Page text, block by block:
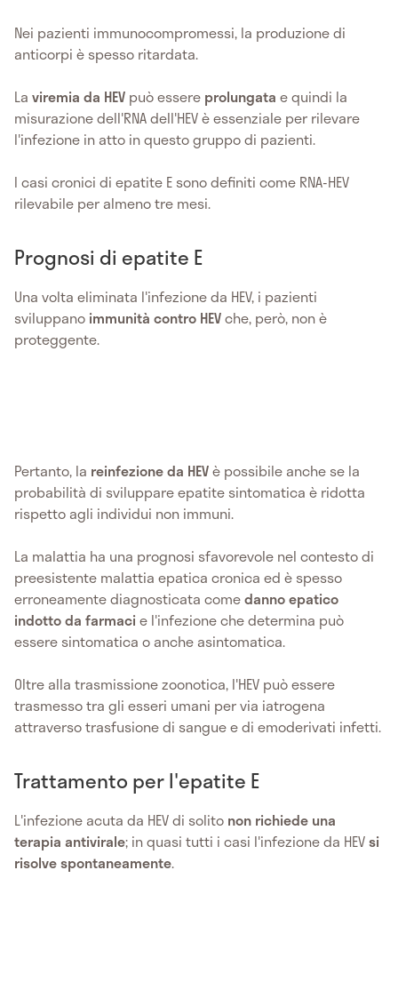
Nei pazienti immunocompromessi, la produzione di
anticorpi è spesso ritardata.
La viremia da HEV può essere prolungata e quindi la
misurazione dell'RNA dell'HEV è essenziale per rilevare
l'infezione in atto in questo gruppo di pazienti.
I casi cronici di epatite E sono definiti come RNA-HEV
rilevabile per almeno tre mesi.
Prognosi di epatite E
Una volta eliminata l'infezione da HEV, i pazienti
sviluppano immunità contro HEVche, però, non è
proteggente.
Pertanto, la reinfezione da HEVè possibile anche se la
probabilità di sviluppare epatite sintomatica è ridotta
rispetto agli individui non immuni.
La malattia ha una prognosi sfavorevole nel contesto di
preesistente malattia epatica cronica ed è spesso
erroneamente diagnosticata comedanno epatico
indotto da farmacie l'infezione che determina può
essere sintomatica o anche asintomatica.
Oltre alla trasmissione zoonotica, l'HEV può essere
trasmesso tra gli esseri umani per via iatrogena
attraverso trasfusione di sangue e di emoderivati infetti.
Trattamento per l'epatite E
L'infezione acuta da HEV di solito non richiede una
terapia antivirale; in quasi tutti i casi l'infezione da HEVsi
risolve spontaneamente.